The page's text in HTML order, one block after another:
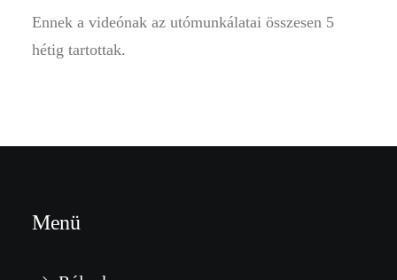
Ennek a videónak az utómunkálatai összesen 5
hétig tartottak.
Menü